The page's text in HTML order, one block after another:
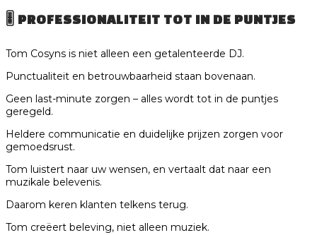
🎚 PROFESSIONALITEIT TOT IN DE PUNTJES
Tom Cosyns is niet alleen een getalenteerde DJ.
Punctualiteit en betrouwbaarheid staan bovenaan.
Geen last-minute zorgen – alles wordt tot in de puntjes
geregeld.
Heldere communicatie en duidelijke prijzen zorgen voor
gemoedsrust.
Tom luistert naar uw wensen, en vertaalt dat naar een
muzikale belevenis.
Daarom keren klanten telkens terug.
Tom creëert beleving, niet alleen muziek.